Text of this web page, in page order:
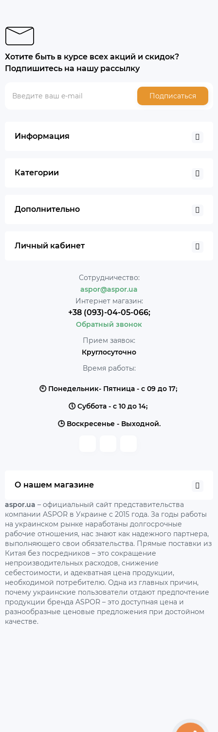
Хотите быть в курсе всех акций и скидок?
Подпишитесь на нашу рассылку
Подписаться
Информация
Категории
Дополнительно
Личный кабинет
Сотрудничество:
aspor@aspor.ua
Интернет магазин:
+38 (093)-04-05-066;
Обратный звонок
Прием заявок:
Круглосуточно
Время работы:
🕙 Понедельник- Пятница - с 09 до 17;
🕔 Суббота - с 10 до 14;
🕒 Воскресенье - Выходной.
О нашем магазине
aspor.ua – официальный сайт представительства
компании ASPOR в Украине с 2015 года. За годы работы
на украинском рынке наработаны долгосрочные
рабочие отношения, нас знают как надежного партнера,
выполняющего свои обязательства. Прямые поставки из
Китая без посредников – это сокращение
непроизводительных расходов, снижение
себестоимости, и адекватная цена продукции,
необходимой потребителю. Одна из главных причин,
почему украинские пользователи отдают предпочтение
продукции бренда ASPOR – это доступная цена и
разнообразные ценовые предложения при достойном
качестве.